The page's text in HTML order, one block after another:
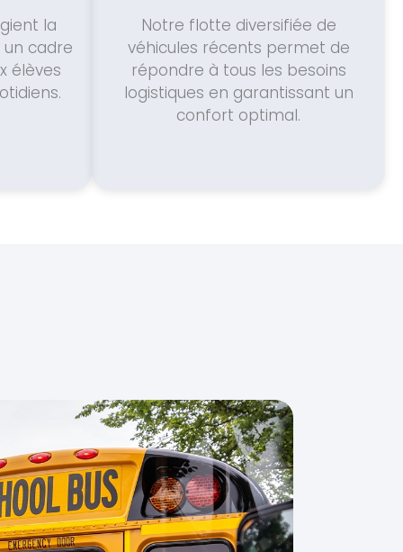
la
cadre
élèves
Notre flotte diversifiée de
véhicules récents permet de
répondre à tous les besoins
logistiques en garantissant un
confort optimal.